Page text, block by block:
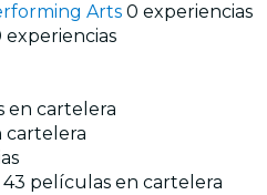
Arts 0 experiencias
experiencias
en cartelera
cartelera
43 películas en cartelera